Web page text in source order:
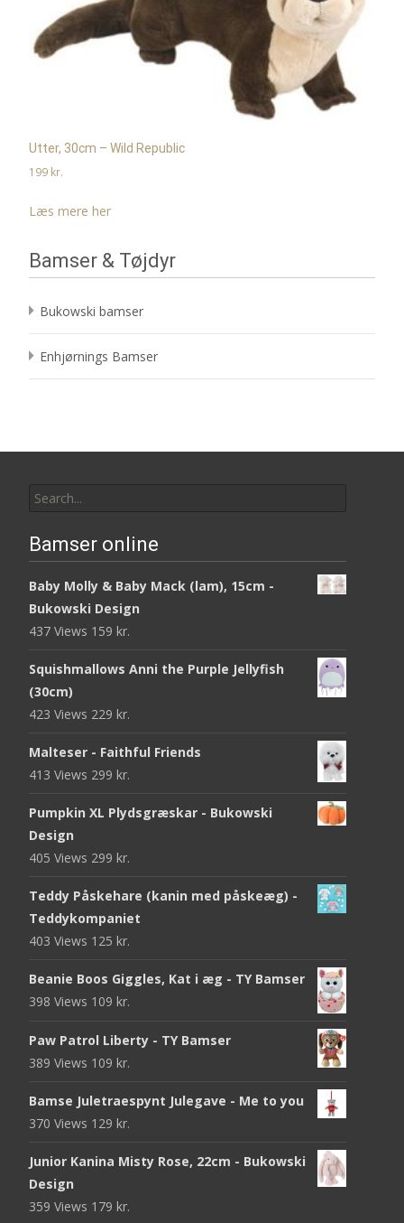
Utter, 30cm – Wild Republic
199 kr.
Læs mere her
Bamser & Tøjdyr
Bukowski bamser
Enhjørnings Bamser
for:
Bamser online
Baby Molly & Baby Mack (lam), 15cm -
Bukowski Design
437 Views 159 kr.
Squishmallows Anni the Purple Jellyfish
(30cm)
423 Views 229 kr.
Malteser - Faithful Friends
413 Views 299 kr.
Pumpkin XL Plydsgræskar - Bukowski
Design
405 Views 299 kr.
Teddy Påskehare (kanin med påskeæg) -
Teddykompaniet
403 Views 125 kr.
Beanie Boos Giggles, Kat i æg - TY Bamser
398 Views 109 kr.
Paw Patrol Liberty - TY Bamser
389 Views 109 kr.
Bamse Juletraespynt Julegave - Me to you
370 Views 129 kr.
Junior Kanina Misty Rose, 22cm - Bukowski
Design
359 Views 179 kr.